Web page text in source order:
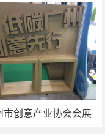
市创意产业协会会展